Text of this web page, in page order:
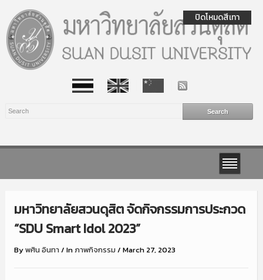
มหาวิทยาลัยสวนดุสิต จัดกิจกรรมการประกวด
“SDU Smart Idol 2023”
Byพศิน อินทา/ Inภาพกิจกรรม / March 27, 2023
ปิดโหมดสีเทา